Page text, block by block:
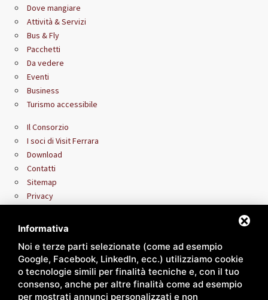
Dove mangiare
Attività & Servizi
Bus & Fly
Pacchetti
Da vedere
Eventi
Business
Turismo accessibile
Il Consorzio
I soci di Visit Ferrara
Download
Contatti
Sitemap
Privacy
Informativa
Noi e terze parti selezionate (come ad esempio
Google, Facebook, LinkedIn, ecc.) utilizziamo cookie
o tecnologie simili per finalità tecniche e, con il tuo
consenso, anche per altre finalità come ad esempio
per mostrati annunci personalizzati e non